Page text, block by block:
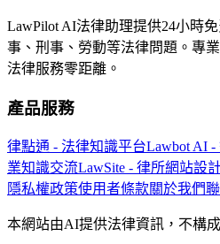
LawPilot AI法律助理提供24小時
事、刑事、勞動等法律問題。專
法律服務零距離。
產品服務
律點通 - 法律知識平台Lawbot AI
業知識交流LawSite - 律所網站設
隱私權政策使用者條款關於我們
本網站由AI提供法律資訊，不構